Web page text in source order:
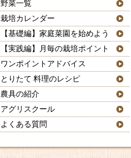
野菜一覧
栽培カレンダー
【基礎編】家庭菜園を始めよう
【実践編】月毎の栽培ポイント
ワンポイントアドバイス
とりたて 料理のレシピ
農具の紹介
アグリスクール
よくある質問